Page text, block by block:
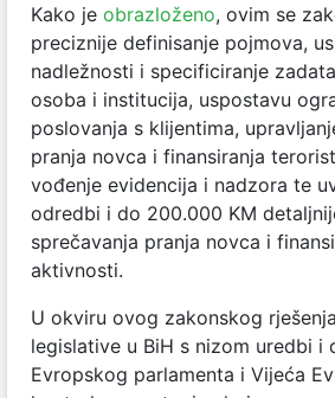
Kako je obrazloženo, ovim se
preciznije definisanje pojmova,
nadležnosti i specificiranje
osoba i institucija, uspostavu
poslovanja s klijentima,
pranja novca i finansiranja
vođenje evidencija i nadzora te
odredbi i do 200.000 KM
sprečavanja pranja novca i
aktivnosti.
U okviru ovog zakonskog
legislative u BiH s nizom uredbi i
Evropskog parlamenta i Vijeća